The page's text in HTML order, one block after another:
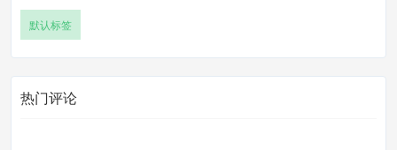
默认标签
热门评论